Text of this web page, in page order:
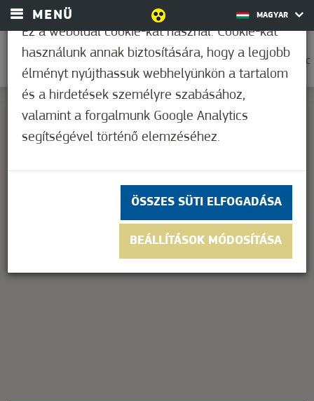
MENÜ MAGYAR
0
22,2°C
This page can't load Google Maps correctly.
Do you own this website? OK
Ez a weboldal cookie-kat használ. Cookie-kat
használunk annak biztosítására, hogy a legjobb
élményt nyújthassuk webhelyünkön a tartalom
és a hirdetések személyre szabásához,
valamint a forgalmunk Google Analytics
segítségével történő elemzéséhez.
ÖSSZES SÜTI ELFOGADÁSA
BEÁLLÍTÁSOK MÓDOSÍTÁSA